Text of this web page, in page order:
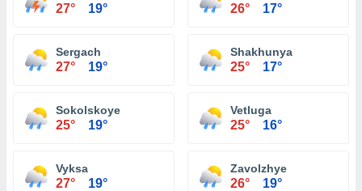
27° 19° 26° 17°
Sergach
27° 19°
Shakhunya
25° 17°
Sokolskoye
25° 19°
Vetluga
25° 16°
Vyksa
27° 19°
Zavolzhye
26° 19°